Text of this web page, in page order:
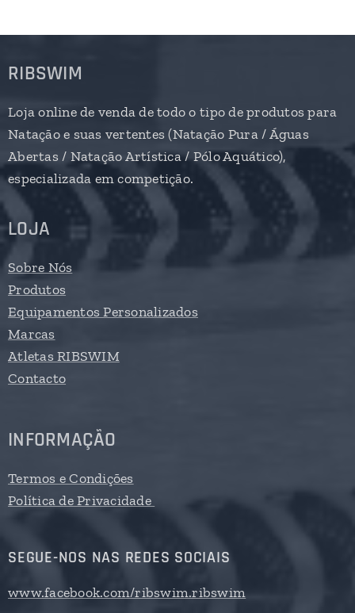
RIBSWIM
Loja online de venda de todo o tipo de produtos para
Natação e suas vertentes (Natação Pura / Águas
Abertas / Natação Artística / Pólo Aquático),
especializada em competição.
LOJA
Sobre Nós
Produtos
Equipamentos Personalizados
Marcas
Atletas RIBSWIM
Contacto
INFORMAÇÃO
Termos e Condições
Política de Privacidade
SEGUE-NOS NAS REDES SOCIAIS
www.facebook.com/ribswim.ribswim